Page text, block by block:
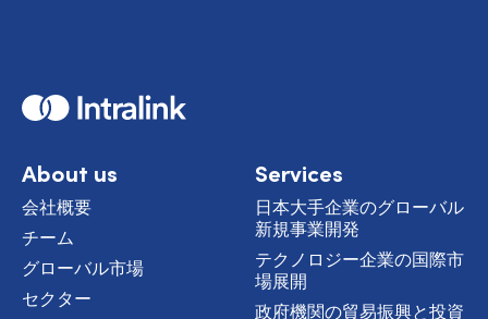
H
o
About us
会社概要
チーム
グローバル市場
セクター
Services
日本大手企業のグローバル
新規事業開発
テクノロジー企業の国際市
場展開
政府機関の貿易振興と投資